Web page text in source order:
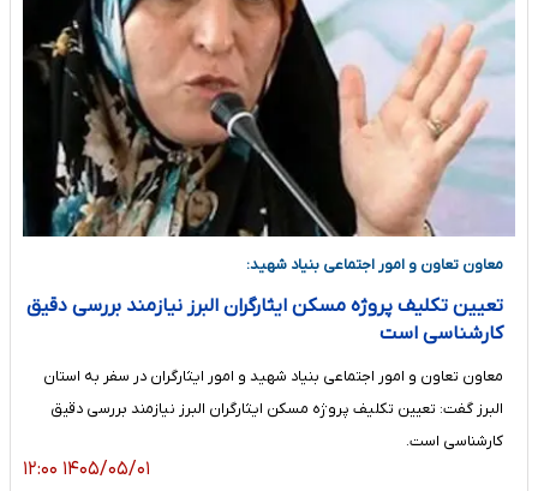
معاون تعاون و امور اجتماعی بنیاد شهید:
تعیین تکلیف پروژه مسکن ایثارگران البرز نیازمند بررسی دقیق
کارشناسی است
معاون تعاون و امور اجتماعی بنیاد شهید و امور ایثارگران در سفر به استان
البرز گفت: تعیین تکلیف پروژه مسکن ایثارگران البرز نیازمند بررسی دقیق
کارشناسی است.
۱۴۰۵/۰۵/۰۱ ۱۲:۰۰